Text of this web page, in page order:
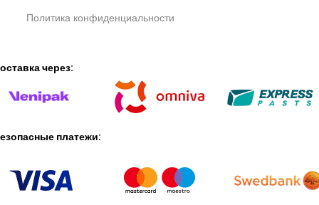
Политика конфиденциальности
через:
платежи: